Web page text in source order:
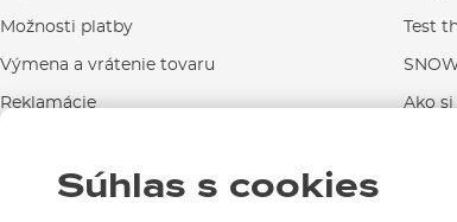
Možnosti platby
Výmena a vrátenie tovaru
Reklamácie
Kontakty
Test
Ako
Súhlas s cookies